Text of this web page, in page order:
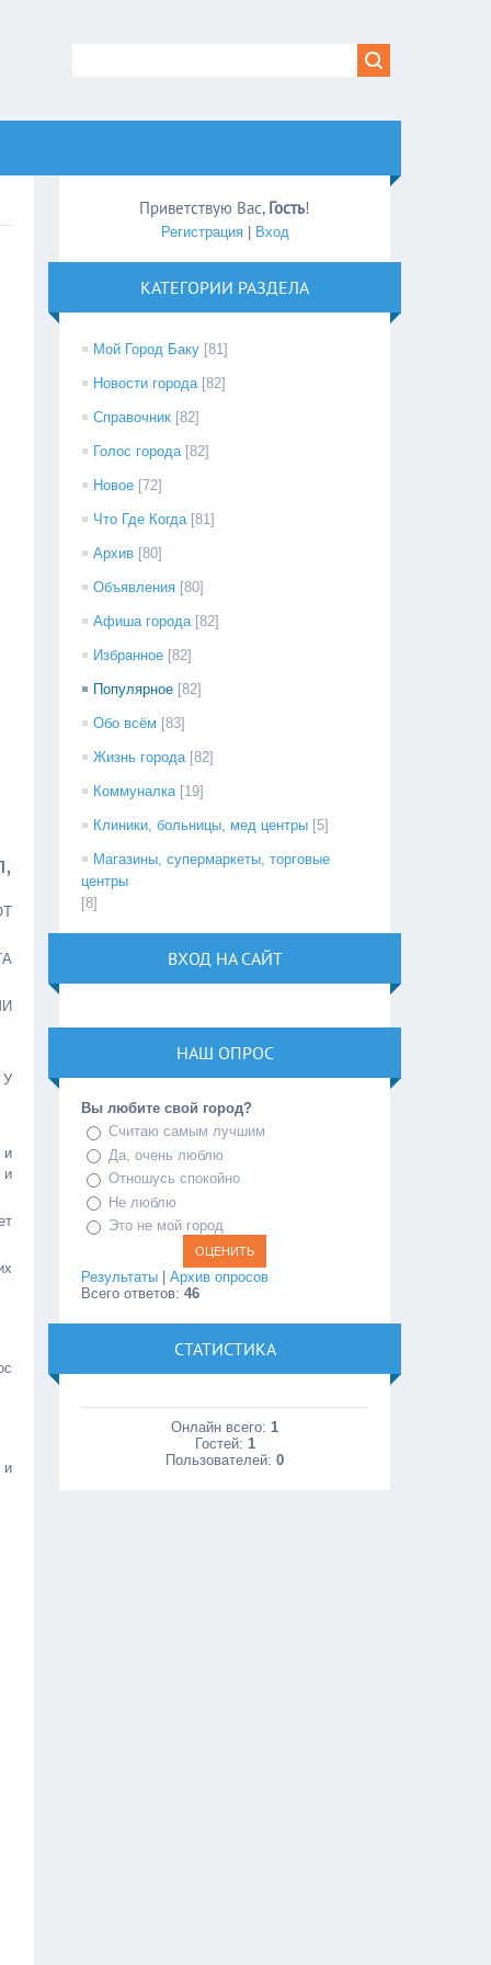
и
и
Приветствую Вас, Гость!
Регистрация| Вход
КАТЕГОРИИ РАЗДЕЛА
Мой Город Баку [81]
Новости города [82]
Справочник [82]
Голос города [82]
Новое [72]
Что Где Когда [81]
Архив [80]
Объявления [80]
Афиша города [82]
Избранное [82]
Популярное [82]
Обо всём [83]
Жизнь города [82]
Коммуналка [19]
Клиники, больницы, мед центры [5]
Магазины, супермаркеты, торговые
центры
[8]
ВХОД НА САЙТ
НАШ ОПРОС
Вы любите свой город?
Считаю самым лучшим
Да, очень люблю
Отношусь спокойно
Не люблю
Это не мой город
Результаты |Архив опросов
Всего ответов:46
СТАТИСТИКА
Онлайн всего: 1
Гостей: 1
Пользователей:0